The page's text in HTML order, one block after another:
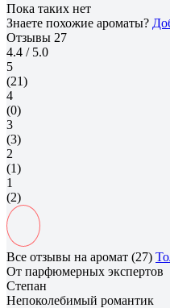
Пока таких нет
Знаете похожие ароматы?
Отзывы 27
4.4 / 5.0
5
(21)
4
(0)
3
(3)
2
(1)
1
(2)
Все отзывы на аромат (27)
От парфюмерных экспертов
Степан
Непоколебимый романтик